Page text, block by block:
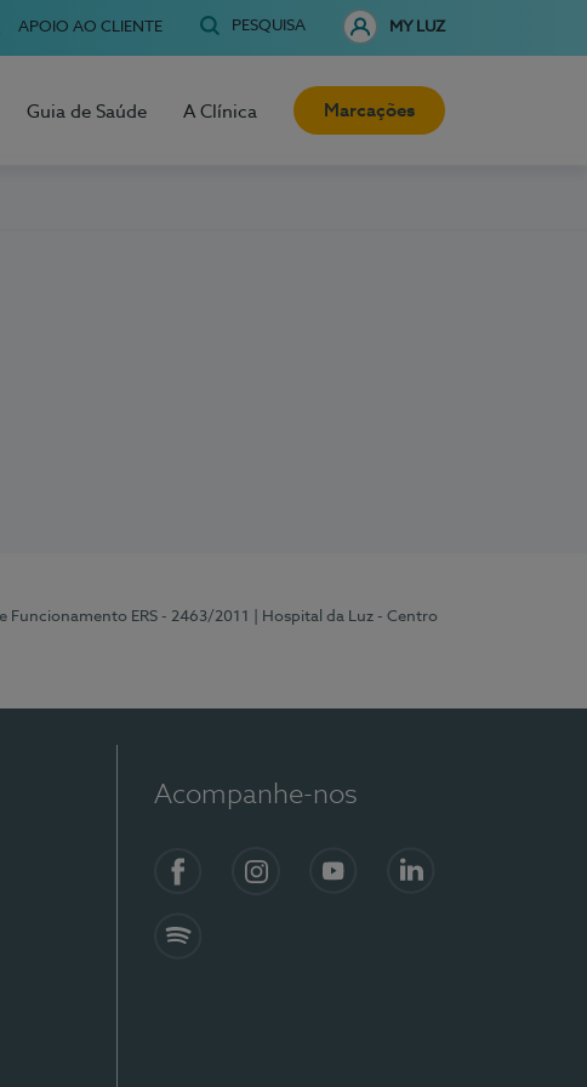
APOIO AO CLIENTE PESQUISA MY LUZ
Guia de Saúde A Clínica Marcações
Funcionamento ERS - 2463/2011
| Hospital da Luz - Centro
Acompanhe-nos